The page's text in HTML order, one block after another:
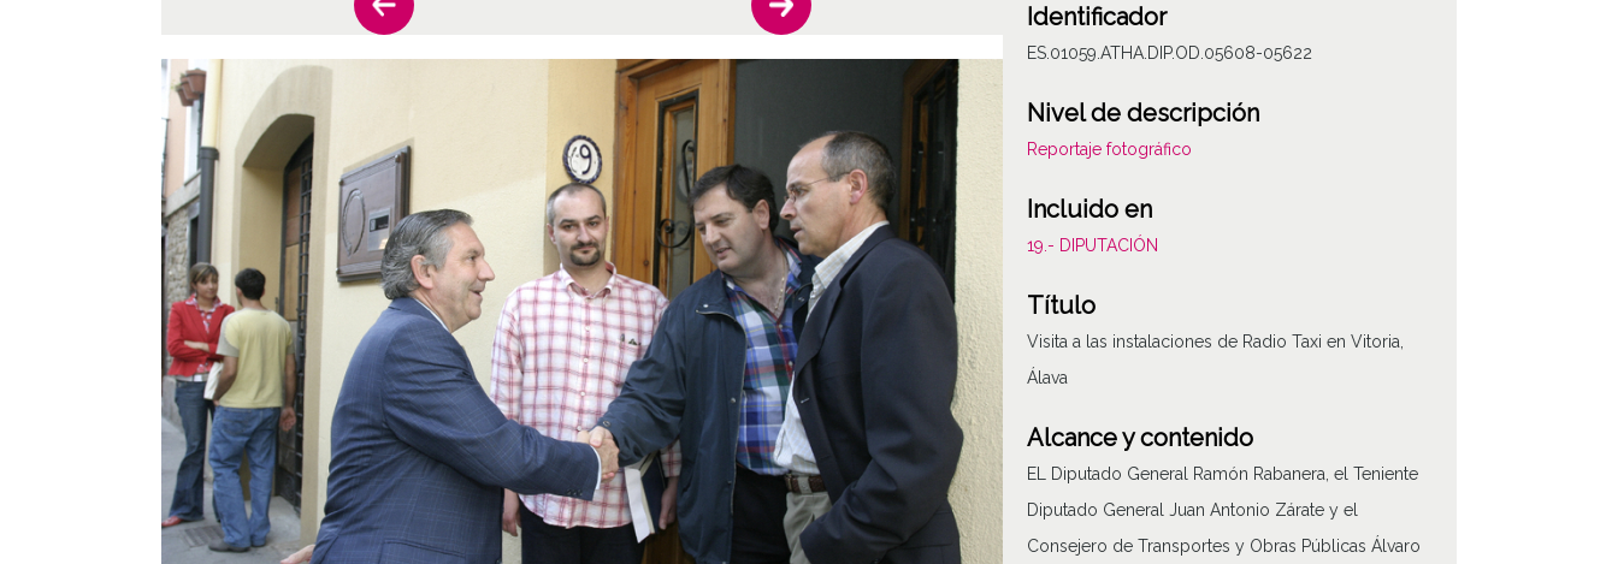
Identificador
ES.01059.ATHA.DIP.OD.05608-05622
Nivel de descripción
Reportaje fotográfico
Incluido en
19.- DIPUTACIÓN
Título
Visita a las instalaciones de Radio Taxi en Vitoria,
Álava
Alcance y contenido
EL Diputado General Ramón Rabanera, el Teniente
Diputado General Juan Antonio Zárate y el
Consejero de Transportes y Obras Públicas Álvaro